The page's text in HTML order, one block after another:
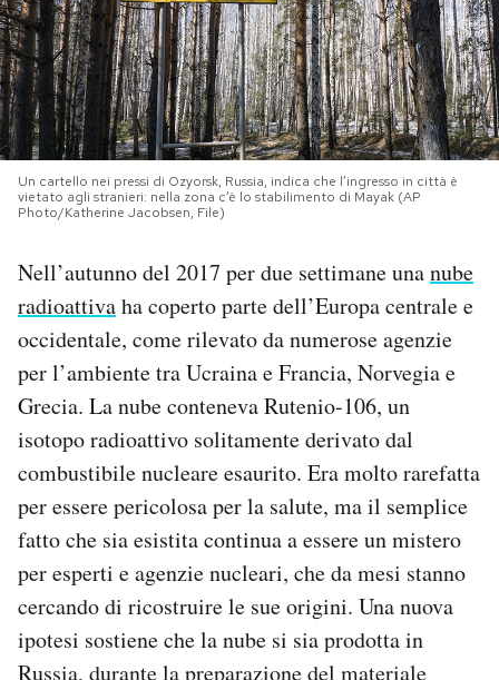
NEWSLETTER
I MIEI PREFERITI
SHOP
AREA PERSONALE
Area Personale
Newsletter
Notifiche mobile
Regala il Post
Hai bisogno di aiuto?
Esci
Un cartello nei pressi di Ozyorsk, Russia, indica che l’ingresso in città è
vietato agli stranieri: nella zona c’è lo stabilimento di Mayak (AP
Photo/Katherine Jacobsen, File)
Nell’autunno del 2017 per due settimane unanube
radioattivaha coperto parte dell’Europa centrale e
occidentale, come rilevato da numerose agenzie
per l’ambiente tra Ucraina e Francia, Norvegia e
Grecia. La nube conteneva Rutenio-106, un
isotopo radioattivo solitamente derivato dal
combustibile nucleare esaurito. Era molto rarefatta
per essere pericolosa per la salute, ma il semplice
fatto che sia esistita continua a essere un mistero
per esperti e agenzie nucleari, che da mesi stanno
cercando di ricostruire le sue origini. Una nuova
ipotesi sostiene che la nube si sia prodotta in
Russia, durante la preparazione del materiale